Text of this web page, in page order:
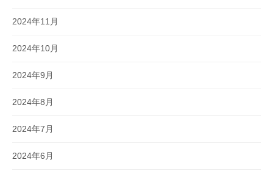
2024年11月
2024年10月
2024年9月
2024年8月
2024年7月
2024年6月